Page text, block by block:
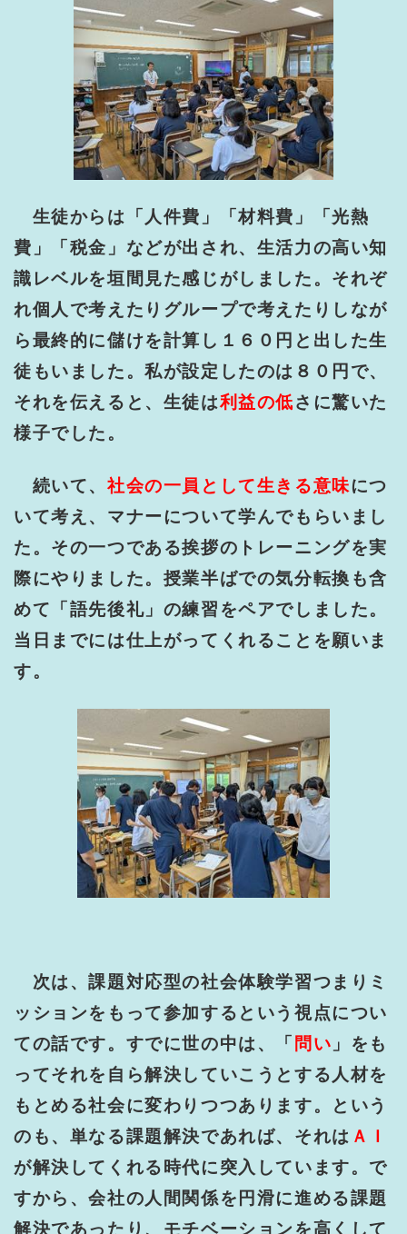
生徒からは「人件費」「材料費」「光熱
費」「税金」などが出され、生活力の高い知
識レベルを垣間見た感じがしました。それぞ
れ個人で考えたりグループで考えたりしなが
ら最終的に儲けを計算し１６０円と出した生
徒もいました。私が設定したのは８０円で、
それを伝えると、生徒は利益の低さに驚いた
様子でした。
続いて、 社会の一員として生きる意味につ
いて考え、マナーについて学んでもらいまし
た。その一つである挨拶のトレーニングを実
際にやりました。授業半ばでの気分転換も含
めて「語先後礼」の練習をペアでしました。
当日までには仕上がってくれることを願いま
す。
次は、課題対応型の社会体験学習つまりミ
ッションをもって参加するという視点につい
ての話です。すでに世の中は、「 問い 」をも
ってそれを自ら解決していこうとする人材を
もとめる社会に変わりつつあります。という
のも、単なる課題解決であれば、それは ＡＩ
が解決してくれる時代に突入しています。で
すから、会社の人間関係を円滑に進める課題
解決であったり、モチベーションを高くして